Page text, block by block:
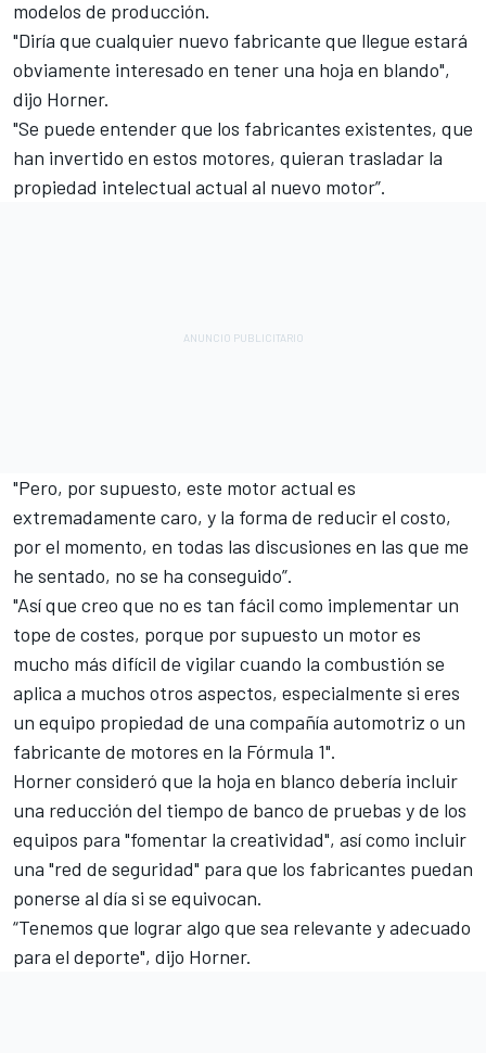
modelos de producción.
"Diría que cualquier nuevo fabricante que llegue estará
obviamente interesado en tener una hoja en blando",
dijo Horner.
"Se puede entender que los fabricantes existentes, que
han invertido en estos motores, quieran trasladar la
propiedad intelectual actual al nuevo motor”.
"Pero, por supuesto, este motor actual es
extremadamente caro, y la forma de reducir el costo,
por el momento, en todas las discusiones en las que me
he sentado, no se ha conseguido”.
"Así que creo que no es tan fácil como implementar un
tope de costes, porque por supuesto un motor es
mucho más difícil de vigilar cuando la combustión se
aplica a muchos otros aspectos, especialmente si eres
un equipo propiedad de una compañía automotriz o un
fabricante de motores en la Fórmula 1".
Horner consideró que la hoja en blanco debería incluir
una reducción del tiempo de banco de pruebas y de los
equipos para "fomentar la creatividad", así como incluir
una "red de seguridad" para que los fabricantes puedan
ponerse al día si se equivocan.
“Tenemos que lograr algo que sea relevante y adecuado
para el deporte", dijo Horner.